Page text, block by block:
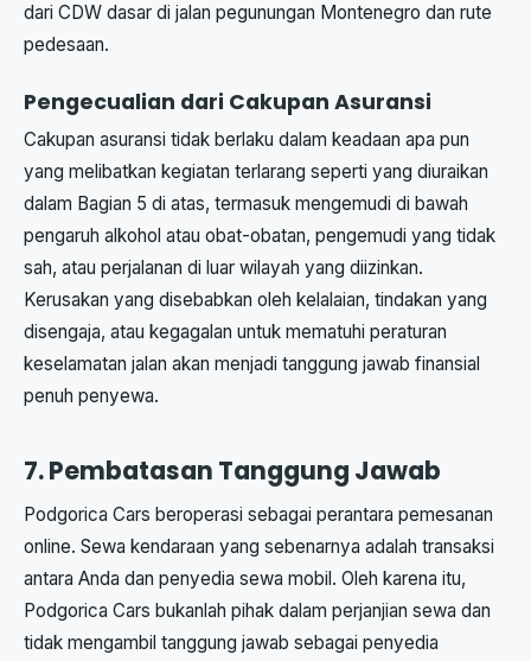
dari CDW dasar di jalan pegunungan Montenegro dan rute
pedesaan.
Pengecualian dari Cakupan Asuransi
Cakupan asuransi tidak berlaku dalam keadaan apa pun
yang melibatkan kegiatan terlarang seperti yang diuraikan
dalam Bagian 5 di atas, termasuk mengemudi di bawah
pengaruh alkohol atau obat-obatan, pengemudi yang tidak
sah, atau perjalanan di luar wilayah yang diizinkan.
Kerusakan yang disebabkan oleh kelalaian, tindakan yang
disengaja, atau kegagalan untuk mematuhi peraturan
keselamatan jalan akan menjadi tanggung jawab finansial
penuh penyewa.
7. Pembatasan Tanggung Jawab
Podgorica Cars beroperasi sebagai perantara pemesanan
online. Sewa kendaraan yang sebenarnya adalah transaksi
antara Anda dan penyedia sewa mobil. Oleh karena itu,
Podgorica Cars bukanlah pihak dalam perjanjian sewa dan
tidak mengambil tanggung jawab sebagai penyedia